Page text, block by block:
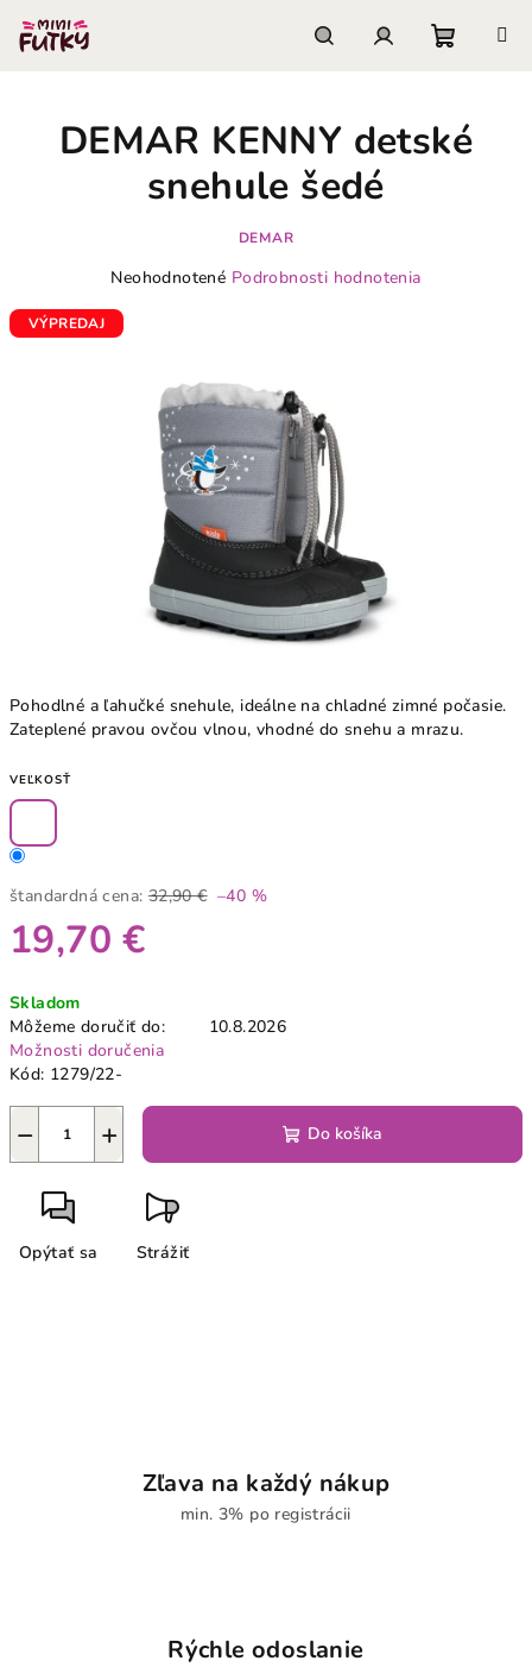
obsah
košík
Pohodlné a ľahučké snehule, ideálne na chladné zimné počasie.
Zateplené pravou ovčou vlnou, vhodné do snehu a mrazu.
VEĽKOSŤ
štandardná cena: 32,90 € –40 %
19,70 €
cena:
Skladom
Môžeme doručiť do:
10.8.2026
Možnosti doručenia
Kód: 1279/22-
+
− Do košíka
Opýtať sa Strážiť
DEMAR KENNY detské
snehule šedé
DEMAR
Priemerné
produktu
hviezdičiek.
Neohodnotené Podrobnosti hodnotenia
VÝPREDAJ
Zľava na každý nákup
min. 3% po registrácii
Rýchle odoslanie